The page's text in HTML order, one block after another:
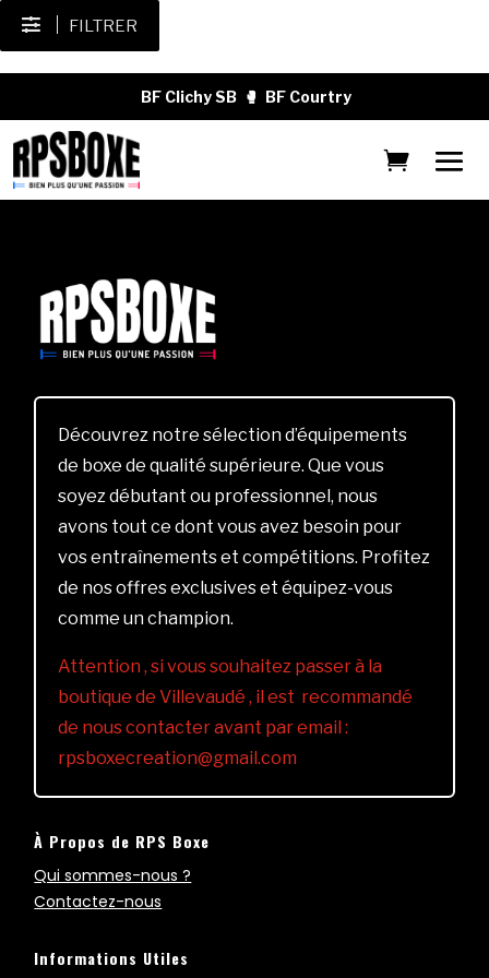
FILTRER
BF Clichy SB 🥊 BF Courtry
Découvrez notre sélection d’équipements
de boxe de qualité supérieure. Que vous
soyez débutant ou professionnel, nous
avons tout ce dont vous avez besoin pour
vos entraînements et compétitions. Profitez
de nos offres exclusives et équipez-vous
comme un champion.
Attention , si vous souhaitez passer à la
boutique de Villevaudé , il est recommandé
de nous contacter avant par email :
rpsboxecreation@gmail.com
À Propos de RPS Boxe
Qui sommes-nous ?
Contactez-nous
Informations Utiles